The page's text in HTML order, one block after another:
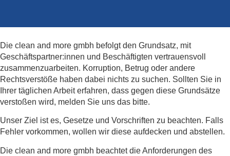
Die clean and more gmbh befolgt den Grundsatz, mit
Geschäftspartner:innen und Beschäftigten vertrauensvoll
zusammenzuarbeiten. Korruption, Betrug oder andere
Rechtsverstöße haben dabei nichts zu suchen. Sollten Sie in
Ihrer täglichen Arbeit erfahren, dass gegen diese Grundsätze
verstoßen wird, melden Sie uns das bitte.
Unser Ziel ist es, Gesetze und Vorschriften zu beachten. Falls
Fehler vorkommen, wollen wir diese aufdecken und abstellen.
Die clean and more gmbh beachtet die Anforderungen des